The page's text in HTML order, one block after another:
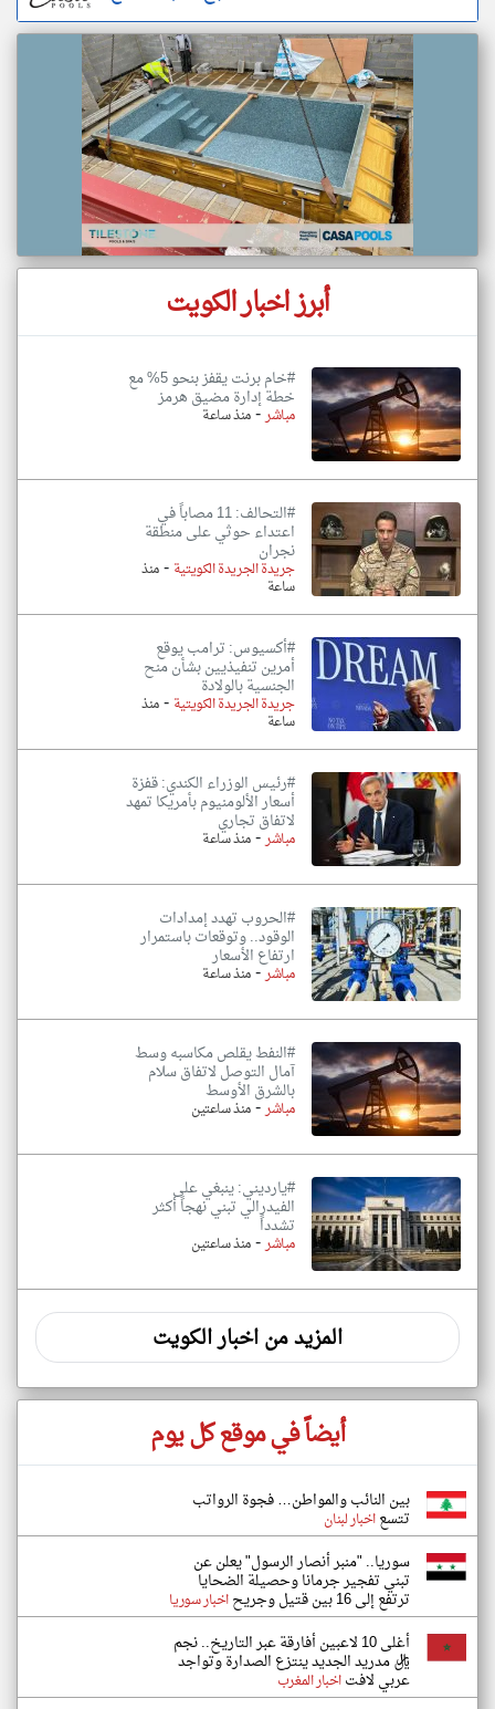
أبرز اخبار الكويت
#خام برنت يقفز بنحو 5% مع
خطة إدارة مضيق هرمز
مباشر-منذ ساعة
#التحالف: 11 مصاباً في
اعتداء حوثي على منطقة
نجران
جريدة الجريدة الكويتية -منذ
ساعة
#أكسيوس: ترامب يوقع
أمرين تنفيذيين بشأن منح
الجنسية بالولادة
جريدة الجريدة الكويتية -منذ
ساعة
#رئيس الوزراء الكندي: قفزة
أسعار الألومنيوم بأمريكا تمهد
لاتفاق تجاري
مباشر-منذ ساعة
#الحروب تهدد إمدادات
الوقود.. وتوقعات باستمرار
ارتفاع الأسعار
مباشر-منذ ساعة
#النفط يقلص مكاسبه وسط
آمال التوصل لاتفاق سلام
بالشرق الأوسط
مباشر-منذ ساعتين
#يارديني: ينبغي على
الفيدرالي تبني نهجاً أكثر
تشدداً
مباشر-منذ ساعتين
المزيد من اخبار الكويت
أيضاً في موقع كل يوم
بين النائب والمواطن… فجوة الرواتب
تتسعاخبار لبنان
سوريا.. "منبر أنصار الرسول" يعلن عن
تبني تفجير جرمانا وحصيلة الضحايا
ترتفع إلى 16 بين قتيل وجريح اخبار سوريا
أغلى 10 لاعبين أفارقة عبر التاريخ.. نجم
ريال مدريد الجديد ينتزع الصدارة وتواجد
عربي لافتاخبار المغرب